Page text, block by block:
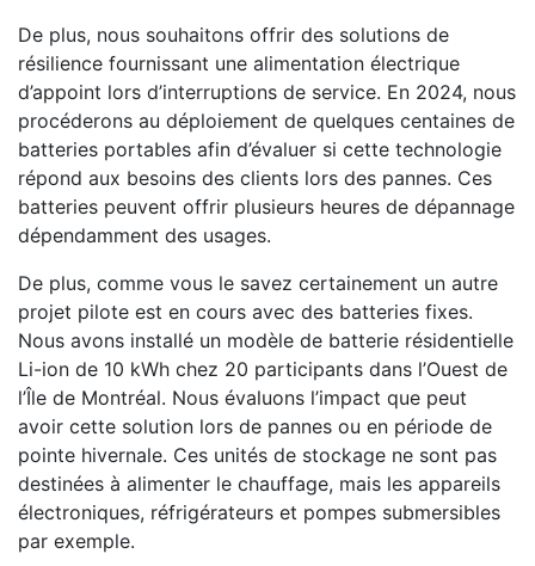
De plus, nous souhaitons offrir des solutions de
résilience fournissant une alimentation électrique
d’appoint lors d’interruptions de service. En 2024, nous
procéderons au déploiement de quelques centaines de
batteries portables afin d’évaluer si cette technologie
répond aux besoins des clients lors des pannes. Ces
batteries peuvent offrir plusieurs heures de dépannage
dépendamment des usages.
De plus, comme vous le savez certainement un autre
projet pilote est en cours avec des batteries fixes.
Nous avons installé un modèle de batterie résidentielle
Li-ion de 10 kWh chez 20 participants dans l’Ouest de
l’Île de Montréal. Nous évaluons l’impact que peut
avoir cette solution lors de pannes ou en période de
pointe hivernale. Ces unités de stockage ne sont pas
destinées à alimenter le chauffage, mais les appareils
électroniques, réfrigérateurs et pompes submersibles
par exemple.